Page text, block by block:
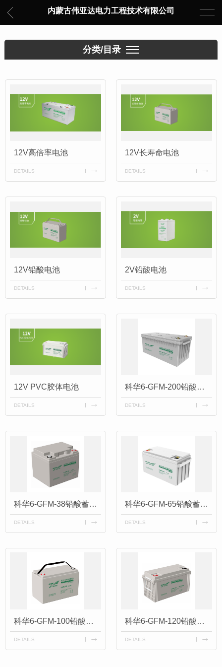
内蒙古伟亚达电力工程技术有限公司
分类/目录
12V高倍率电池
DETAILS
12V长寿命电池
DETAILS
12V铅酸电池
DETAILS
2V铅酸电池
DETAILS
12V PVC胶体电池
DETAILS
科华6-GFM-200铅酸蓄电池KELONG系列12V200AH适配UPS电源
DETAILS
科华6-GFM-38铅酸蓄电池KELONG系列12V38AH适配EPS应急电源
DETAILS
科华6-GFM-65铅酸蓄电池KELONG系列12V65AH适配应急消防电源
DETAILS
科华6-GFM-100铅酸蓄电池KELONG系列12V100AH适配直流屏
DETAILS
科华6-GFM-120铅酸蓄电池KELONG系列12V120AH适配直流屏
DETAILS